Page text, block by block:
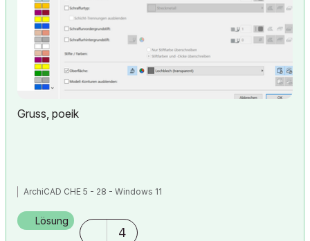
Gruss, poeik
ArchiCAD CHE 5 - 28 - Windows 11
Lösung
4